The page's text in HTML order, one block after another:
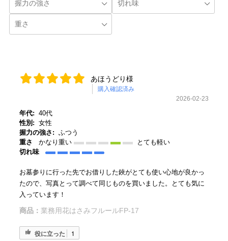
あほうどり様
購入確認済み
2026-02-23
年代: 40代
性別: 女性
握力の強さ: ふつう
重さ
かなり重い
とても軽い
切れ味
お墓参りに行った先でお借りした鋏がとても使い心地が良かっ
たので、写真とって調べて同じものを買いました。とても気に
入っています！
商品： 業務用花はさみフルールFP-17
役に立った 1